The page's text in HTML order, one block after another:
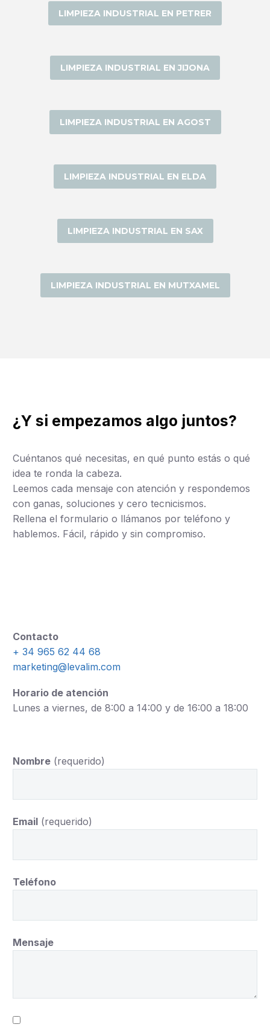
LIMPIEZA INDUSTRIAL EN PETRER
LIMPIEZA INDUSTRIAL EN JIJONA
LIMPIEZA INDUSTRIAL EN AGOST
LIMPIEZA INDUSTRIAL EN ELDA
LIMPIEZA INDUSTRIAL EN SAX
LIMPIEZA INDUSTRIAL EN MUTXAMEL
¿Y si empezamos algo juntos?
Cuéntanos qué necesitas, en qué punto estás o qué
idea te ronda la cabeza.
Leemos cada mensaje con atención y respondemos
con ganas, soluciones y cero tecnicismos.
Rellena el formulario o llámanos por teléfono y
hablemos. Fácil, rápido y sin compromiso.
Contacto
+ 34 965 62 44 68
marketing@levalim.com
Horario de atención
Lunes a viernes, de 8:00 a 14:00 y de 16:00 a 18:00
Nombre (requerido)
Email (requerido)
Teléfono
Mensaje